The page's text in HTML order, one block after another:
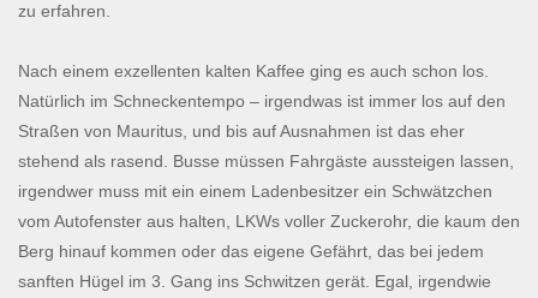
zu erfahren.
Nach einem exzellenten kalten Kaffee ging es auch schon los.
Natürlich im Schneckentempo – irgendwas ist immer los auf den
Straßen von Mauritus, und bis auf Ausnahmen ist das eher
stehend als rasend. Busse müssen Fahrgäste aussteigen lassen,
irgendwer muss mit ein einem Ladenbesitzer ein Schwätzchen
vom Autofenster aus halten, LKWs voller Zuckerohr, die kaum den
Berg hinauf kommen oder das eigene Gefährt, das bei jedem
sanften Hügel im 3. Gang ins Schwitzen gerät. Egal, irgendwie